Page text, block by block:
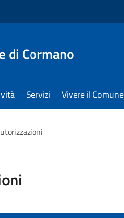
di Cormano
Servizi Vivere il Comune